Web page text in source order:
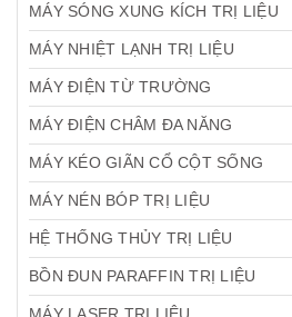
MÁY SÓNG XUNG KÍCH TRỊ LIỆU
MÁY NHIỆT LẠNH TRỊ LIỆU
MÁY ĐIỆN TỪ TRƯỜNG
MÁY ĐIỆN CHÂM ĐA NĂNG
MÁY KÉO GIÃN CỔ CỘT SỐNG
MÁY NÉN BÓP TRỊ LIỆU
HỆ THỐNG THỦY TRỊ LIỆU
BỒN ĐUN PARAFFIN TRỊ LIỆU
MÁY LASER TRỊ LIỆU